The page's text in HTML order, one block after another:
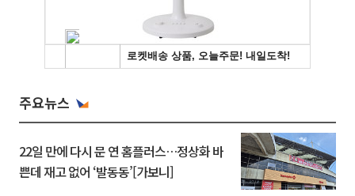
주요뉴스
22일 만에 다시 문 연 홈플러스…정상화 바
쁜데 재고 없어 ‘발동동’[가보니]